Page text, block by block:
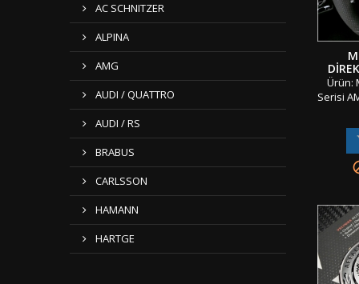
AC SCHNITZER
ALPINA
AMG
AUDI / QUATTRO
AUDI / RS
BRABUS
CARLSSON
HAMANN
HARTGE
AMG
Ürün:
Serisi
/
Class /
&amp;
""